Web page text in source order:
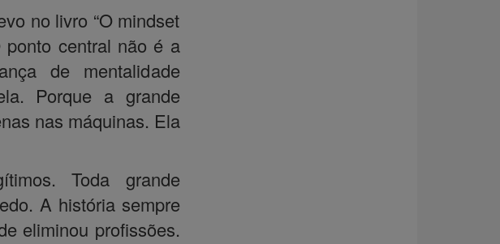
no livro “O mindset
central não é a
de mentalidade
Porque a grande
nas máquinas. Ela
Toda grande
A história sempre
eliminou profissões.